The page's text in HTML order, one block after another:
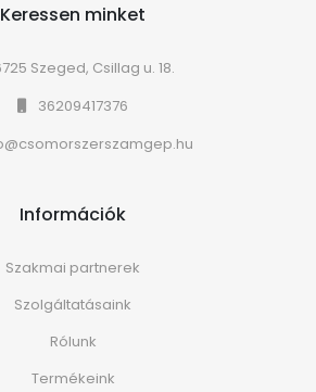
Keressen minket
Szeged, Csillag u. 18.
36209417376
Információk
Szakmai partnerek
Szolgáltatásaink
Rólunk
Termékeink